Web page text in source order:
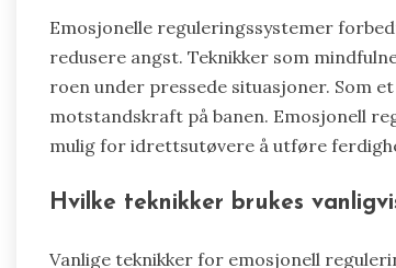
Emosjonelle reguleringssystemer
redusere angst. Teknikker som
roen under pressede situasjoner. Som
motstandskraft på banen. Emosjonell
mulig for idrettsutøvere å utføre
Hvilke teknikker brukes
Vanlige teknikker for emosjonell